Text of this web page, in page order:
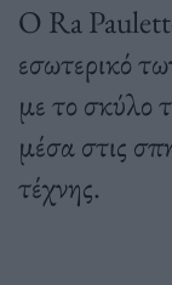
Ο Ra
εσωτερικό
με το σκύλο
μέσα στις
τέχνης.